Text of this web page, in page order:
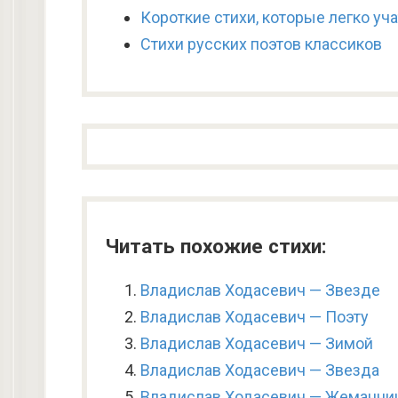
Короткие стихи, которые легко
Стихи русских поэтов классиков
Читать похожие стихи:
Владислав Ходасевич — Звезде
Владислав Ходасевич — Поэту
Владислав Ходасевич — Зимой
Владислав Ходасевич — Звезда